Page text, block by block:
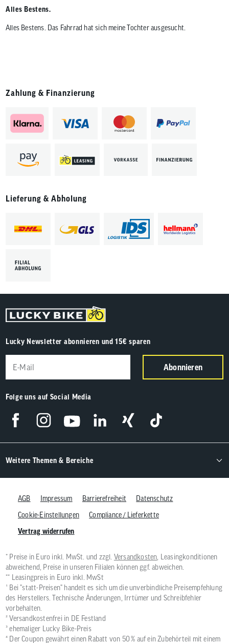
Alles Bestens.
Alles Bestens. Das Fahrrad hat sich meine Tochter ausgesucht.
Zahlung & Finanzierung
Lieferung & Abholung
Lucky Newsletter abonnieren und 15€ sparen
Abonnieren
Folge uns auf Social Media
Weitere Themen & Bereiche
AGB Impressum Barrierefreiheit
Datenschutz
Cookie-Einstellungen
Compliance / Lieferkette
Vertrag widerrufen
* Preise in Euro inkl. MwSt. und zzgl. Versandkosten , Leasingkonditionen
abweichend, Preise in unseren Filialen können ggf. abweichen.
** Leasingpreis in Euro inkl. MwSt
¹ Bei "statt-Preisen" handelt es sich um die unverbindliche Preisempfehlung
des Herstellers. Technische Änderungen, Irrtümer und Schreibfehler
vorbehalten.
² Versandkostenfrei in DE Festland
³ ehemaliger Lucky Bike-Preis
⁴ Der Coupon gewährt einen Rabatt von 50 % auf ein Zubehörteil mit einem